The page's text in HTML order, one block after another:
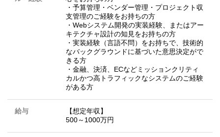
・予算管理・ベンダー管理・プロジェクト収
支管理のご経験をお持ちの方
・Webシステム開発の実装経験、またはアー
キテクチャ設計の知見をお持ちの方
・実装経験（言語不問）をお持ちで、技術的
なバックグラウンドに基づいた意思決定がで
きる方
・金融、決済、ECなどミッションクリティ
カルかつ高トラフィックなシステムのご経験
がある方
給与
【想定年収】
500～1000万円